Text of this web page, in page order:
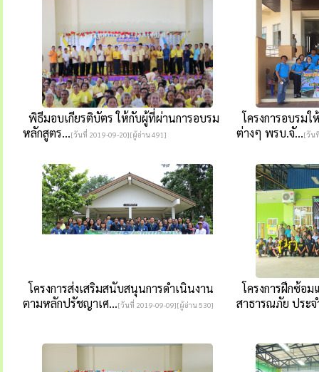
พิธีมอบเกียรติบัตร ให้กับผู้ที่ผ่านการอบรม
หลักสูตร...[วันที่ 2019-09-20][ผู้อ่าน 491]
โครงการอบรม
ต่างๆ พรบ.จั...[วัน
โครงการส่งเสริมสนับสนุนการดำเนินงาน
ตามหลักปรัชญาเศ...[วันที่ 2019-09-09][ผู้อ่าน 530]
โครงการฝึกซ้อ
สาธารณภัย ประ